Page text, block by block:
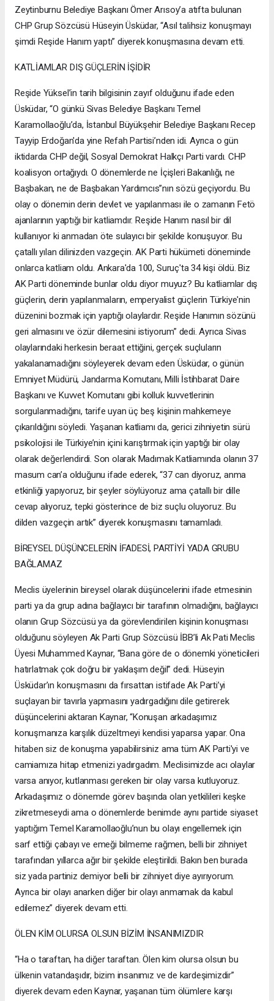
Zeytinburnu Belediye Başkanı Ömer Arısoy’a atıfta bulunan
CHP Grup Sözcüsü Hüseyin Üsküdar, “Asıl talihsiz konuşmayı
şimdi Reşide Hanım yaptı” diyerek konuşmasına devam etti.
KATLİAMLAR DIŞ GÜÇLERİN İŞİDİR
Reşide Yüksel’in tarih bilgisinin zayıf olduğunu ifade eden
Üsküdar, “O günkü Sivas Belediye Başkanı Temel
Karamollaoğlu’da, İstanbul Büyükşehir Belediye Başkanı Recep
Tayyip Erdoğan'da yine Refah Partisi’nden idi. Ayrıca o gün
iktidarda CHP değil, Sosyal Demokrat Halkçı Parti vardı. CHP
koalisyon ortağıydı. O dönemlerde ne İçişleri Bakanlığı, ne
Başbakan, ne de Başbakan Yardımcıs’’nın sözü geçiyordu. Bu
olay o dönemin derin devlet ve yapılanması ile o zamanın Fetö
ajanlarının yaptığı bir katliamdır. Reşide Hanım nasıl bir dil
kullanıyor ki anmadan öte sulayıcı bir şekilde konuşuyor. Bu
çatallı yılan dilinizden vazgeçin. AK Parti hükümeti döneminde
onlarca katliam oldu. Ankara'da 100, Suruç'ta 34 kişi öldü. Biz
AK Parti döneminde bunlar oldu diyor muyuz? Bu katliamlar dış
güçlerin, derin yapılanmaların, emperyalist güçlerin Türkiye'nin
düzenini bozmak için yaptığı olaylardır. Reşide Hanımın sözünü
geri almasını ve özür dilemesini istiyorum” dedi. Ayrıca Sivas
olaylarındaki herkesin beraat ettiğini, gerçek suçluların
yakalanamadığını söyleyerek devam eden Üsküdar, o günün
Emniyet Müdürü, Jandarma Komutanı, Milli İstihbarat Daire
Başkanı ve Kuvvet Komutanı gibi kolluk kuvvetlerinin
sorgulanmadığını, tarife uyan üç beş kişinin mahkemeye
çıkarıldığını söyledi. Yaşanan katliamı da, gerici zihniyetin sürü
psikolojisi ile Türkiye’nin içini karıştırmak için yaptığı bir olay
olarak değerlendirdi. Son olarak Madımak Katliamında olanın 37
masum can’a olduğunu ifade ederek, “37 can diyoruz, anma
etkinliği yapıyoruz, bir şeyler söylüyoruz ama çatallı bir dille
cevap alıyoruz, tepki gösterince de biz suçlu oluyoruz. Bu
dilden vazgeçin artık” diyerek konuşmasını tamamladı.
BİREYSEL DÜŞÜNCELERİN İFADESİ, PARTİYİ YADA GRUBU
BAĞLAMAZ
Meclis üyelerinin bireysel olarak düşüncelerini ifade etmesinin
parti ya da grup adına bağlayıcı bir tarafının olmadığını, bağlayıcı
olanın Grup Sözcüsü ya da görevlendirilen kişinin konuşması
olduğunu söyleyen Ak Parti Grup Sözcüsü İBB’li Ak Pati Meclis
Üyesi Muhammed Kaynar, “Bana göre de o dönemki yöneticileri
hatırlatmak çok doğru bir yaklaşım değil” dedi. Hüseyin
Üsküdar’ın konuşmasını da fırsattan istifade Ak Parti’yi
suçlayan bir tavırla yapmasını yadırgadığını dile getirerek
düşüncelerini aktaran Kaynar, “Konuşan arkadaşımız
konuşmanıza karşılık düzeltmeyi kendisi yaparsa yapar. Ona
hitaben siz de konuşma yapabilirsiniz ama tüm AK Parti'yi ve
camiamıza hitap etmenizi yadırgadım. Meclisimizde acı olaylar
varsa anıyor, kutlanması gereken bir olay varsa kutluyoruz.
Arkadaşımız o dönemde görev başında olan yetkilileri keşke
zikretmeseydi ama o dönemlerde benimde aynı partide siyaset
yaptığım Temel Karamollaoğlu’nun bu olayı engellemek için
sarf ettiği çabayı ve emeği bilmeme rağmen, belli bir zihniyet
tarafından yıllarca ağır bir şekilde eleştirildi. Bakın ben burada
siz yada partiniz demiyor belli bir zihniyet diye ayırıyorum.
Ayrıca bir olayı anarken diğer bir olayı anmamak da kabul
edilemez” diyerek devam etti.
ÖLEN KİM OLURSA OLSUN BİZİM İNSANIMIZDIR
“Ha o taraftan, ha diğer taraftan. Ölen kim olursa olsun bu
ülkenin vatandaşıdır, bizim insanımız ve de kardeşimizdir”
diyerek devam eden Kaynar, yaşanan tüm ölümlere karşı